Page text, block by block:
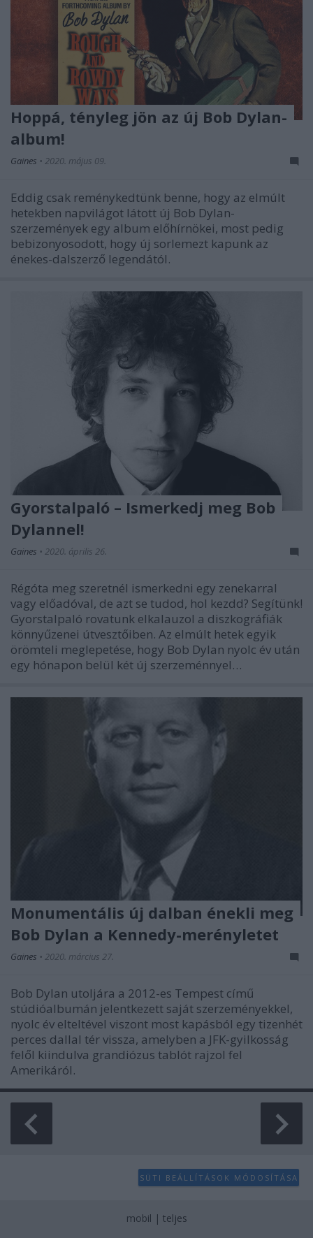
Hoppá, tényleg jön az új Bob Dylan-
album!
Gaines • 2020. május 09.
Eddig csak reménykedtünk benne, hogy az elmúlt
hetekben napvilágot látott új Bob Dylan-
szerzemények egy album előhírnökei, most pedig
bebizonyosodott, hogy új sorlemezt kapunk az
énekes-dalszerző legendától.
Gyorstalpaló – Ismerkedj meg Bob
Dylannel!
Gaines • 2020. április 26.
Régóta meg szeretnél ismerkedni egy zenekarral
vagy előadóval, de azt se tudod, hol kezdd? Segítünk!
Gyorstalpaló rovatunk elkalauzol a diszkográfiák
könnyűzenei útvesztőiben. Az elmúlt hetek egyik
örömteli meglepetése, hogy Bob Dylan nyolc év után
egy hónapon belül két új szerzeménnyel…
Monumentális új dalban énekli meg
Bob Dylan a Kennedy-merényletet
Gaines • 2020. március 27.
Bob Dylan utoljára a 2012-es Tempest című
stúdióalbumán jelentkezett saját szerzeményekkel,
nyolc év elteltével viszont most kapásból egy tizenhét
perces dallal tér vissza, amelyben a JFK-gyilkosság
felől kiindulva grandiózus tablót rajzol fel
Amerikáról.
SÜTI BEÁLLÍTÁSOK MÓDOSÍTÁSA
mobil | teljes